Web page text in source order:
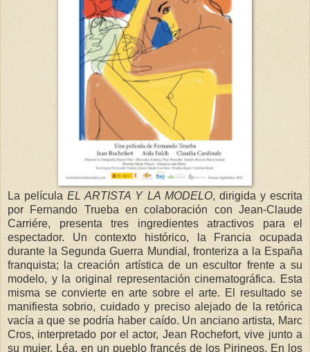
La películaEL ARTISTA Y LA MODELO, dirigida y escrita
por Fernando Trueba en colaboración con Jean-Claude
Carriére, presenta tres ingredientes atractivos para el
espectador. Un contexto histórico, la Francia ocupada
durante la Segunda Guerra Mundial, fronteriza a la España
franquista; la creación artística de un escultor frente a su
modelo, y la original representación cinematográfica. Esta
misma se convierte en arte sobre el arte. El resultado se
manifiesta sobrio, cuidado y preciso alejado de la retórica
vacía a que se podría haber caído. Un anciano artista, Marc
Cros, interpretado por el actor, Jean Rochefort, vive junto a
su mujer, Léa, en un pueblo francés de los Pirineos. En los